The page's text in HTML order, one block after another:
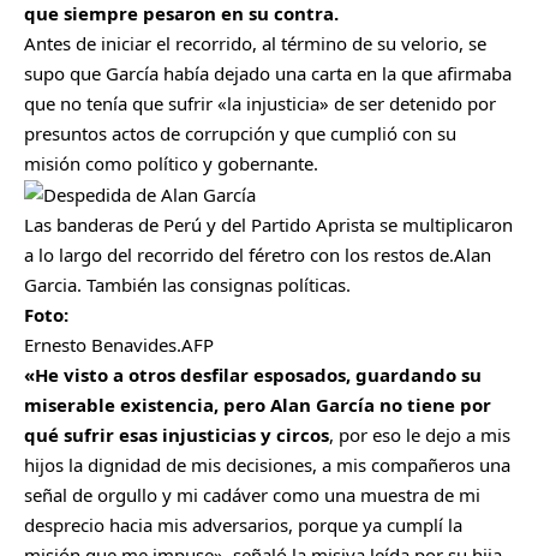
que siempre pesaron en su contra.
Antes de iniciar el recorrido, al término de su velorio, se
supo que García había dejado una carta en la que afirmaba
que no tenía que sufrir «la injusticia» de ser detenido por
presuntos actos de corrupción y que cumplió con su
misión como político y gobernante.
Las banderas de Perú y del Partido Aprista se multiplicaron
a lo largo del recorrido del féretro con los restos de.Alan
Garcia. También las consignas políticas.
Foto:
Ernesto Benavides.AFP
«He visto a otros desfilar esposados, guardando su
miserable existencia, pero Alan García no tiene por
qué sufrir esas injusticias y circos, por eso le dejo a mis
hijos la dignidad de mis decisiones, a mis compañeros una
señal de orgullo y mi cadáver como una muestra de mi
desprecio hacia mis adversarios, porque ya cumplí la